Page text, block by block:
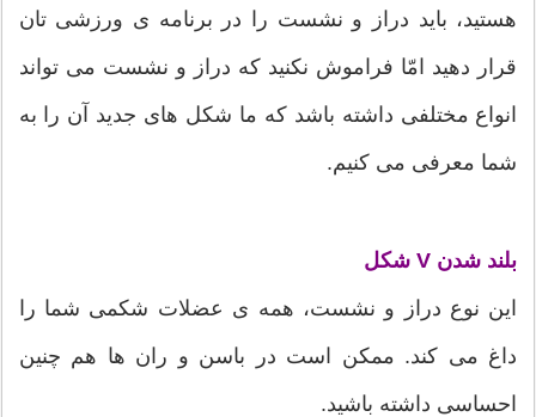
هستید، باید دراز و نشست را در برنامه ی ورزشی تان
قرار دهید امّا فراموش نکنید که دراز و نشست می تواند
انواع مختلفی داشته باشد که ما شکل های جدید آن را به
شما معرفی می کنیم.
بلند شدن V شکل
این نوع دراز و نشست، همه ی عضلات شکمی شما را
داغ می کند. ممکن است در باسن و ران ها هم چنین
احساسی داشته باشید.